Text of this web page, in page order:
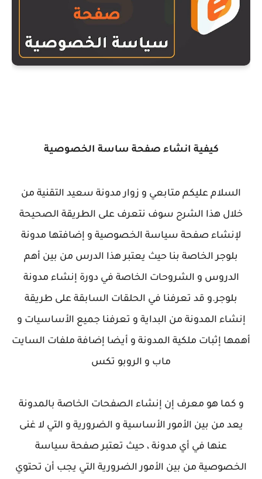
كيفية انشاء صفحة ساسة الخصوصية
السلام عليكم متابعي و زوار مدونة سعيد التقنية من
خلال هذا الشرح سوف نتعرف على الطريقة الصحيحة
لإنشاء صفحة سياسة الخصوصية و إضافتها مدونة
بلوجر الخاصة بنا حيث يعتبر هذا الدرس من بين أهم
الدروس و الشروحات الخاصة في دورة إنشاء مدونة
بلوجر.و قد تعرفنا في الحلقات السابقة على طريقة
إنشاء المدونة من البداية و تعرفنا جميع الأساسيات و
أهمها إثبات ملكية المدونة و أيضا إضافة ملفات السايت
ماب و الروبو تكس
و كما هو معرف إن إنشاء الصفحات الخاصة بالمدونة
يعد من بين الأمور الأساسية و الضرورية و التي لا غنى
عنها في أي مدونة ، حيث تعتبر صفحة سياسة
الخصوصية من بين الأمور الضرورية التي يجب أن تحتوي